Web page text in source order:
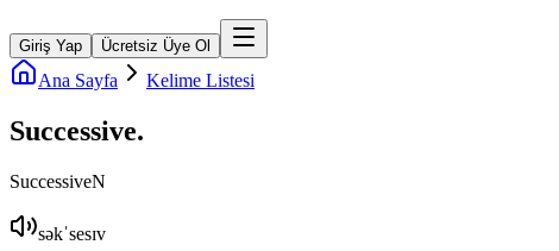
Giriş Yap Ücretsiz Üye Ol
Ana Sayfa Kelime Listesi
Successive.
SuccessiveN
səkˈsesɪv